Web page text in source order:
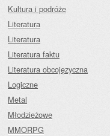
Kultura i podróże
Literatura
Literatura
Literatura faktu
Literatura obcojęzyczna
Logiczne
Metal
Młodzieżowe
MMORPG